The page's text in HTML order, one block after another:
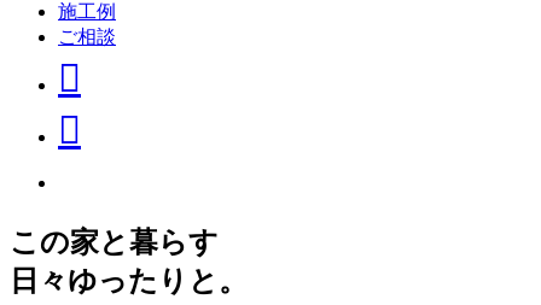
施工例
ご相談
この家と暮らす
日々ゆったりと。